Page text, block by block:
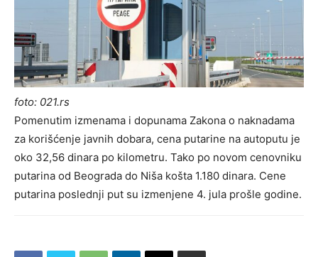
foto: 021.rs
Pomenutim izmenama i dopunama Zakona o naknadama
za korišćenje javnih dobara, cena putarine na autoputu je
oko 32,56 dinara po kilometru. Tako po novom cenovniku
putarina od Beograda do Niša košta 1.180 dinara. Cene
putarina poslednji put su izmenjene 4. jula prošle godine.